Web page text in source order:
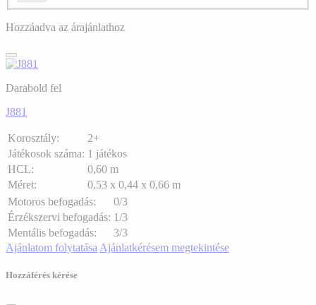
Hozzáadva az árajánlathoz
Darabold fel
J881
Korosztály:
2+
Játékosok száma: 1 játékos
HCL:
0,60 m
Méret:
0,53 x 0,44 x 0,66 m
Motoros befogadás:
0/3
Érzékszervi befogadás: 1/3
Mentális befogadás:
3/3
Ajánlatom folytatása Ajánlatkérésem megtekintése
Hozzáférés kérése